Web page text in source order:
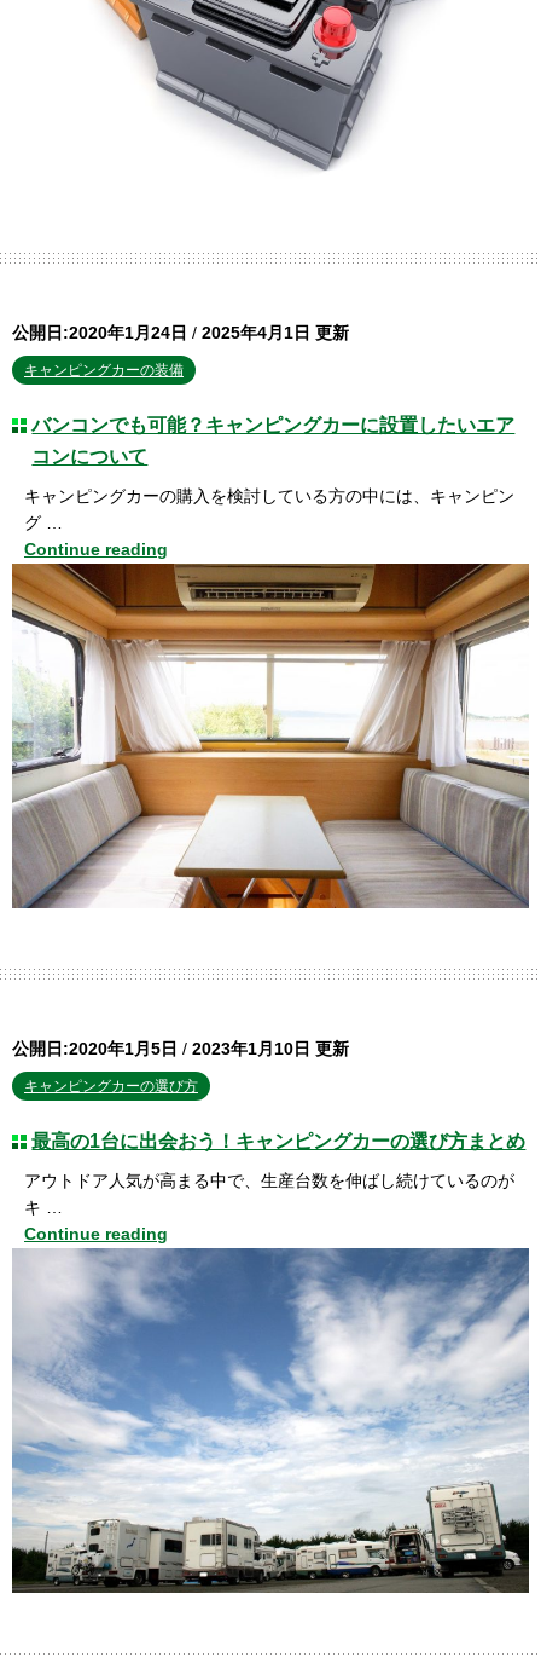
公開日:2020年1月24日 / 2025年4月1日 更新
キャンピングカーの装備
バンコンでも可能？キャンピングカーに設置したいエア
コンについて
キャンピングカーの購入を検討している方の中には、キャンピン
グ …
Continue reading
公開日:2020年1月5日 / 2023年1月10日 更新
キャンピングカーの選び方
最高の1台に出会おう！キャンピングカーの選び方まとめ
アウトドア人気が高まる中で、生産台数を伸ばし続けているのが
キ …
Continue reading